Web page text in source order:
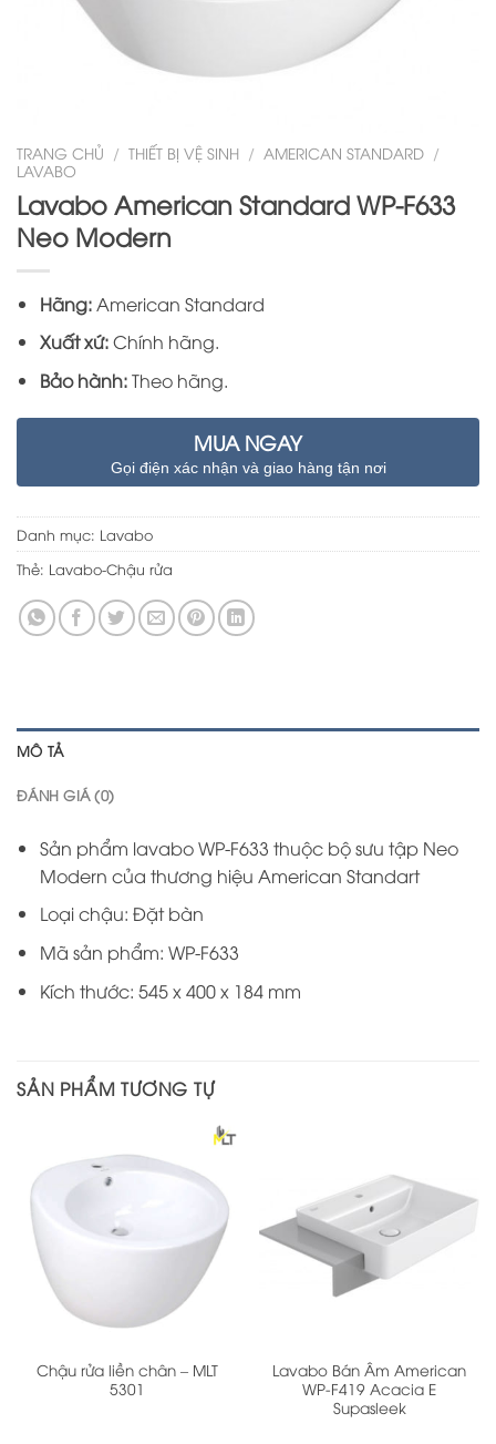
TRANG CHỦ / THIẾT BỊ VỆ SINH / AMERICAN STANDARD /
LAVABO
Lavabo American Standard WP-F633
Neo Modern
Hãng:American Standard
Xuất xứ:Chính hãng.
Bảo hành:Theo hãng.
MUA NGAY
Gọi điện xác nhận và giao hàng tận nơi
Danh mục: Lavabo
Thẻ: Lavabo-Chậu rửa
MÔ TẢ
ĐÁNH GIÁ (0)
Sản phẩm lavabo WP-F633 thuộc bộ sưu tập Neo
Modern của thương hiệu American Standart
Loại chậu: Đặt bàn
Mã sản phẩm: WP-F633
Kích thước: 545 x 400 x 184 mm
SẢN PHẨM TƯƠNG TỰ
Chậu rửa liền chân – MLT
5301
Lavabo Bán Âm American
WP-F419 Acacia E
Supasleek